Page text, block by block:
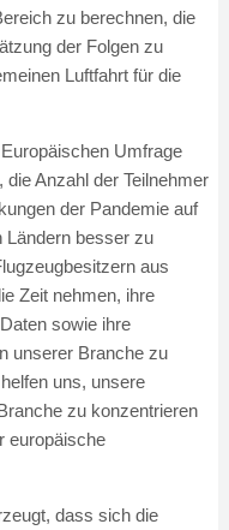
zu berechnen, die
der Folgen zu
Luftfahrt für die
Umfrage
Anzahl der Teilnehmer
der Pandemie auf
Ländern besser zu
aus
Zeit nehmen, ihre
sowie ihre
unserer Branche zu
uns, unsere
zu konzentrieren
europäische
dass sich die